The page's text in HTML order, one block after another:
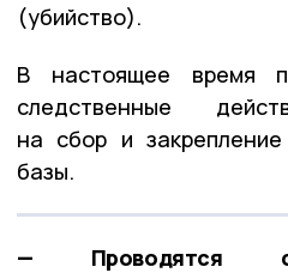
(убийство).
В настоящее время
следственные
на сбор и закрепление
базы.
— Проводятся